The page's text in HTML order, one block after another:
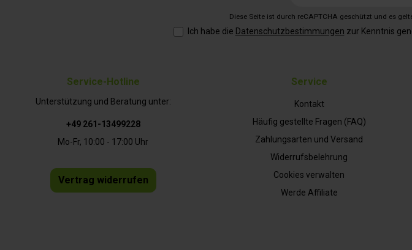
Service-Hotline
Unterstützung und Beratung unter:
+49 261-13499228
Mo-Fr, 10:00 - 17:00 Uhr
Vertrag widerrufen
Service
Kontakt
Häufig gestellte Fragen (FAQ)
Zahlungsarten und Versand
Widerrufsbelehrung
Cookies verwalten
Werde Affiliate
Diese Seite ist durch reCAPTCHA geschützt und es
Ich habe die Datenschutzbestimmungen zur Kenntnis